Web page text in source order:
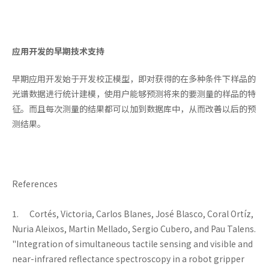
应用开发的早期技术支持
早期应用开发始于开发校正模型，即对获得的在多种条件下样品的
光谱数据进行统计建模，使用户能够预测将来的要测量的样品的特
征。而且每次测量的结果都可以加到数据库中，从而改善以后的预
测结果。
References
1. Cortés, Victoria, Carlos Blanes, José Blasco, Coral Ortíz,
Nuria Aleixos, Martin Mellado, Sergio Cubero, and Pau Talens.
"Integration of simultaneous tactile sensing and visible and
near-infrared reflectance spectroscopy in a robot gripper